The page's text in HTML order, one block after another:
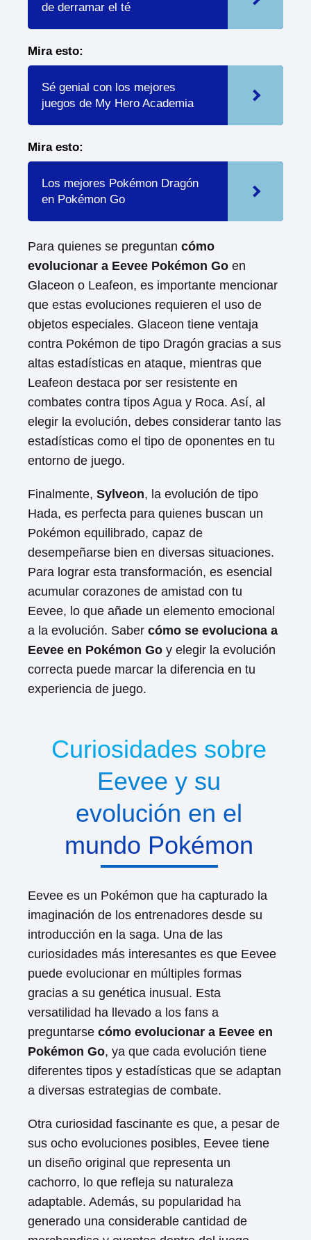
de derramar el té
Mira esto:
Sé genial con los mejores
juegos de My Hero Academia
Mira esto:
Los mejores Pokémon Dragón
en Pokémon Go
Para quienes se preguntan cómo
evolucionar a Eevee Pokémon Go en
Glaceon o Leafeon, es importante mencionar
que estas evoluciones requieren el uso de
objetos especiales. Glaceon tiene ventaja
contra Pokémon de tipo Dragón gracias a sus
altas estadísticas en ataque, mientras que
Leafeon destaca por ser resistente en
combates contra tipos Agua y Roca. Así, al
elegir la evolución, debes considerar tanto las
estadísticas como el tipo de oponentes en tu
entorno de juego.
Finalmente, Sylveon, la evolución de tipo
Hada, es perfecta para quienes buscan un
Pokémon equilibrado, capaz de
desempeñarse bien en diversas situaciones.
Para lograr esta transformación, es esencial
acumular corazones de amistad con tu
Eevee, lo que añade un elemento emocional
a la evolución. Saber cómo se evoluciona a
Eevee en Pokémon Go y elegir la evolución
correcta puede marcar la diferencia en tu
experiencia de juego.
Curiosidades sobre
Eevee y su
evolución en el
mundo Pokémon
Eevee es un Pokémon que ha capturado la
imaginación de los entrenadores desde su
introducción en la saga. Una de las
curiosidades más interesantes es que Eevee
puede evolucionar en múltiples formas
gracias a su genética inusual. Esta
versatilidad ha llevado a los fans a
preguntarse cómo evolucionar a Eevee en
Pokémon Go, ya que cada evolución tiene
diferentes tipos y estadísticas que se adaptan
a diversas estrategias de combate.
Otra curiosidad fascinante es que, a pesar de
sus ocho evoluciones posibles, Eevee tiene
un diseño original que representa un
cachorro, lo que refleja su naturaleza
adaptable. Además, su popularidad ha
generado una considerable cantidad de